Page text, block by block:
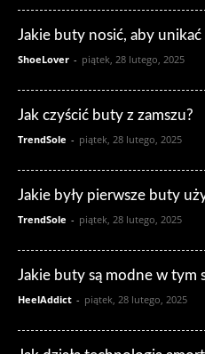
Jakie buty nosić, aby
ShoeLover - piątek, 28 lutego, 2025
Jak czyścić buty z zamszu?
TrendSole - piątek, 28 lutego, 2025
Jakie były pierwsze buty
TrendSole - piątek, 28 lutego, 2025
Jakie buty są modne w tym
HeelAddict - piątek, 28 lutego, 2025